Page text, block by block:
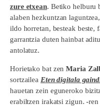
zure etxean. Betiko helburu
alaben hezkuntzan
ildo horretan, besteak beste,
garrantzia duten hainbat
antolatuz.
Horietako bat zenMaria
sortzailea Eten digitala
hauetan zein eguneroko
erabiltzen irakatsi zigun. -